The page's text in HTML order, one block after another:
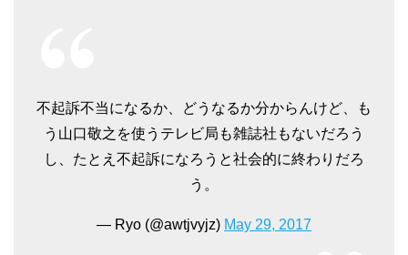
不起訴不当になるか、どうなるか分からんけど、も
う山口敬之を使うテレビ局も雑誌社もないだろう
し、たとえ不起訴になろうと社会的に終わりだろ
う。
— Ryo (@awtjvyjz) May 29, 2017